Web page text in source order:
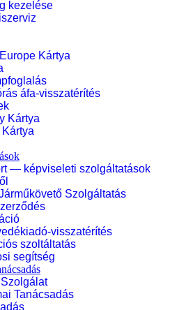
kezelése
Kártya
áfa-visszatérítés
Kártya
— képviseleti szolgáltatások
Szolgáltatás
visszatérítés
szoltáltatás
segítség
Tanácsadás